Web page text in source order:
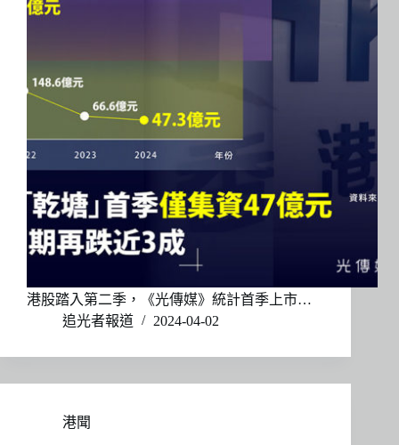
港股踏入第二季，《光傳媒》統計首季上市…
追光者報道
2024-04-02
港聞